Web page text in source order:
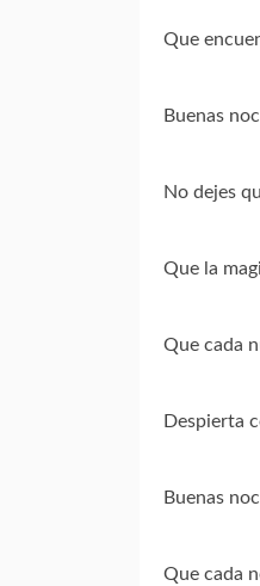
Que
Buenas
No dejes
Que la
Que cada
Despierta
Buenas
Que cada